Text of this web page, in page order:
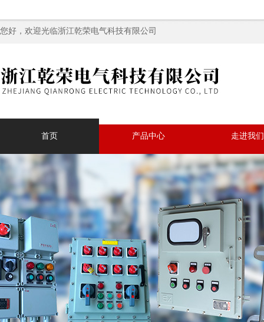
您好，欢迎光临浙江乾荣电气科技有限公司
首页 产品中心 走进我们